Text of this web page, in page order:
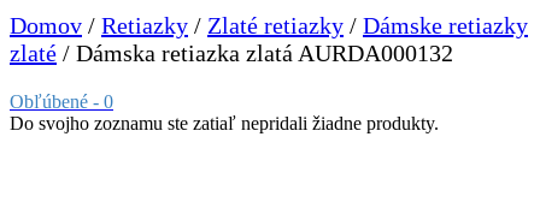
Domov / Retiazky / Zlaté retiazky / Dámske retiazky
zlaté / Dámska retiazka zlatá AURDA000132
Obľúbené - 0
Do svojho zoznamu ste zatiaľ nepridali žiadne produkty.